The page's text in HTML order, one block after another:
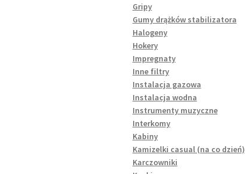
Gripy
Gumy drążków stabilizatora
Halogeny
Hokery
Impregnaty
Inne filtry
Instalacja gazowa
Instalacja wodna
Instrumenty muzyczne
Interkomy
Kabiny
Kamizelki casual (na co dzień)
Karczowniki